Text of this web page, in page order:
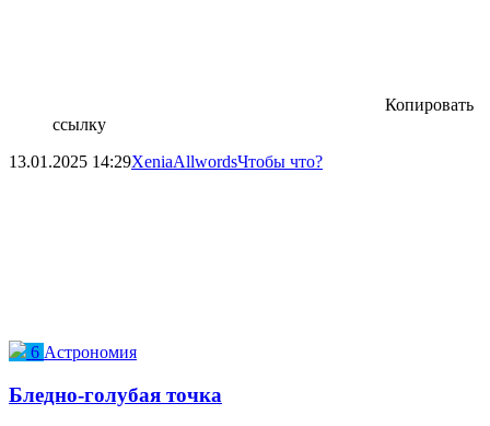
Копировать
ссылку
13.01.2025 14:29XeniaAllwordsЧтобы что?
6 Астрономия
Бледно-голубая точка